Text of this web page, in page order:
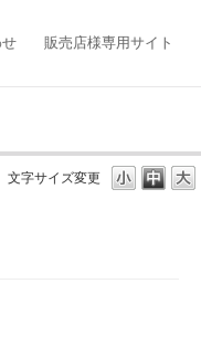
販売店様専用サイト
文字サイズ変更